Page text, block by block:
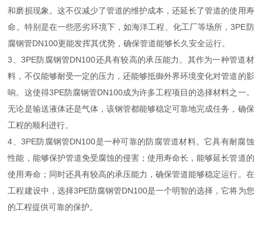
和磨损现象。这不仅减少了管道的维护成本，还延长了管道的使用寿
命。特别是在一些恶劣环境下，如海洋工程、化工厂等场所，3PE防
腐钢管DN100更能发挥其优势，确保管道能够长久安全运行。
3、3PE防腐钢管DN100还具有较高的承压能力。其作为一种管道材
料，不仅能够耐受一定的压力，还能够抵御外界环境变化对管道的影
响。这使得3PE防腐钢管DN100成为许多工程项目的选择材料之一。
无论是输送液体还是气体，该钢管都能够稳定可靠地完成任务，确保
工程的顺利进行。
4、3PE防腐钢管DN100是一种可靠的防腐管道材料。它具有耐腐蚀
性能，能够保护管道免受腐蚀的侵害；使用寿命长，能够延长管道的
使用寿命；同时还具有较高的承压能力，确保管道能够稳定运行。在
工程建设中，选择3PE防腐钢管DN100是一个明智的选择，它将为您
的工程提供可靠的保护。